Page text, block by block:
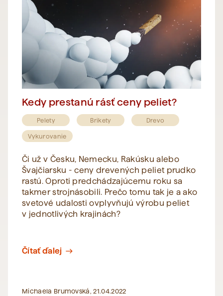
Kedy prestanú rásť ceny peliet?
Pelety Brikety Drevo
Vykurovanie
Či už v Česku, Nemecku, Rakúsku alebo
Švajčiarsku - ceny drevených peliet prudko
rastú. Oproti predchádzajúcemu roku sa
takmer strojnásobili. Prečo tomu tak je a ako
svetové udalosti ovplyvňujú výrobu peliet
v jednotlivých krajinách?
Čítať ďalej east
Michaela Brumovská, 21.04.2022